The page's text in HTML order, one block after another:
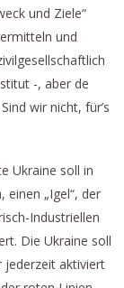
und Ziele“
und
-, aber de
wir nicht, für’s
Ukraine soll in
„Igel“, der
Industriellen
Die Ukraine soll
jederzeit aktiviert